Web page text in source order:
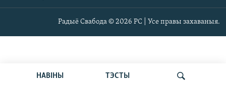
НАВІНЫ ТЭСТЫ
Радыё Свабода © 2026 РС | Усе правы захаваныя.